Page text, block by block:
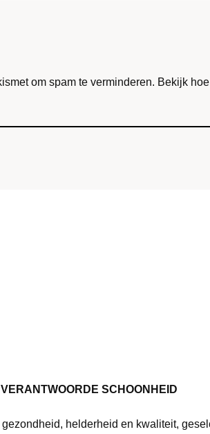
om spam te verminderen. Bekijk
VERANTWOORDE SCHOONHEID
helderheid en kwaliteit,